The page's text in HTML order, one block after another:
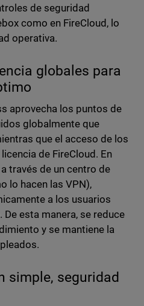
de seguridad
como en FireCloud, lo
operativa.
globales para
aprovecha los puntos de
globalmente que
que el acceso de los
de FireCloud. En
través de un centro de
lo hacen las VPN),
a los usuarios
esta manera, se reduce
y se mantiene la
simple, seguridad